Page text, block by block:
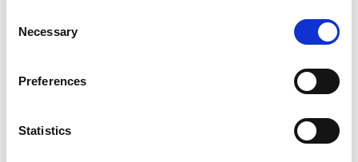
Selection
Necessary
Preferences
Statistics